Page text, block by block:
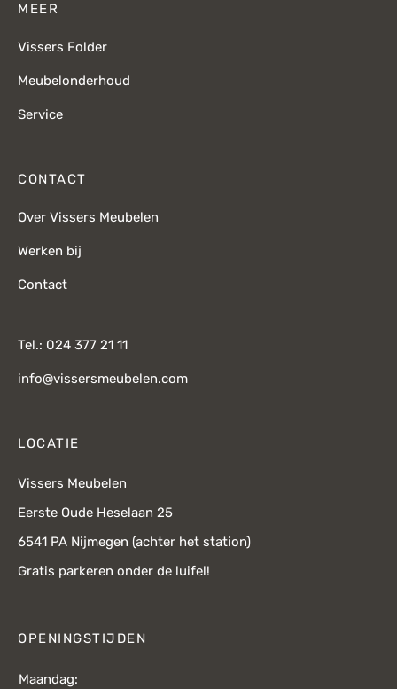
MEER
Vissers Folder
Meubelonderhoud
Service
CONTACT
Over Vissers Meubelen
Werken bij
Contact
Tel.: 024 377 21 11
info@vissersmeubelen.com
LOCATIE
Vissers Meubelen
Eerste Oude Heselaan 25
6541 PA Nijmegen (achter het station)
Gratis parkeren onder de luifel!
OPENINGSTIJDEN
Maandag: